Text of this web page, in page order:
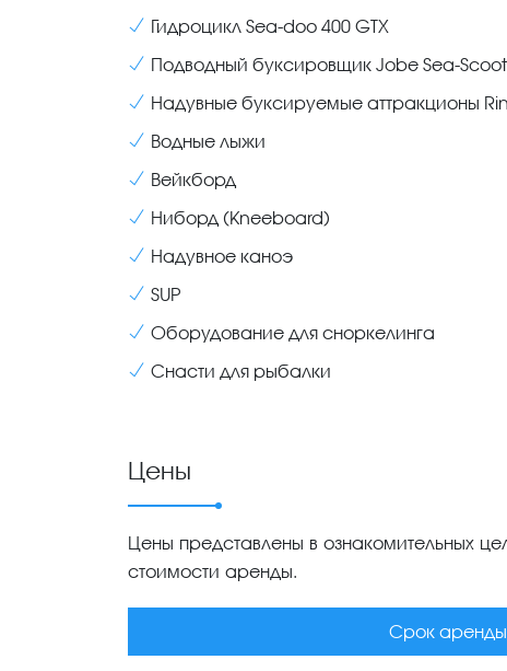
Гидроцикл Sea-doo 400 GTX
Подводный буксировщик Jobe Sea-
Надувные буксируемые аттракционы
Водные лыжи
Вейкборд
Ниборд (Kneeboard)
Надувное каноэ
SUP
Оборудование для сноркелинга
Снасти для рыбалки
Цены
Цены представлены в ознакомительных
стоимости аренды.
Срок аренды